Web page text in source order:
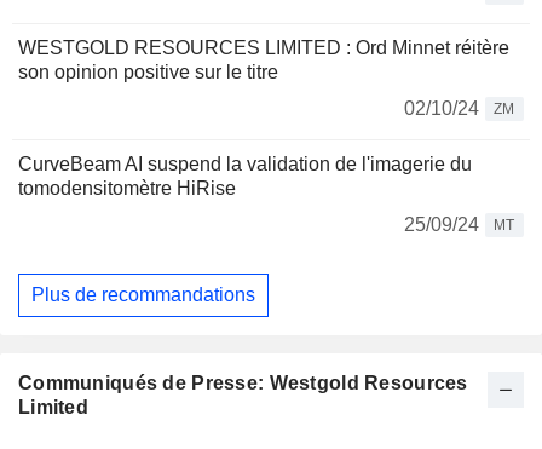
WESTGOLD RESOURCES LIMITED : Ord Minnet réitère
son opinion positive sur le titre
02/10/24
ZM
CurveBeam AI suspend la validation de l'imagerie du
tomodensitomètre HiRise
25/09/24
MT
Plus de recommandations
Communiqués de Presse: Westgold Resources
Limited